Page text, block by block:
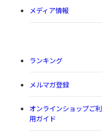
メディア情報
ランキング
メルマガ登録
オンラインショップご利
用ガイド